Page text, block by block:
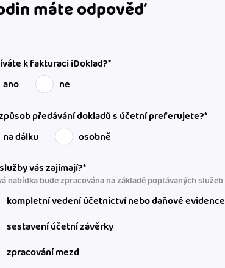
máte odpověď
k fakturaci iDoklad?*
ano
ne
předávání dokladů s účetní preferujete?*
na dálku
osobně
vás zajímají?*
nabídka bude zpracována na základě poptávaných služeb
kompletní vedení účetnictví nebo daňové evidence
sestavení účetní závěrky
zpracování mezd